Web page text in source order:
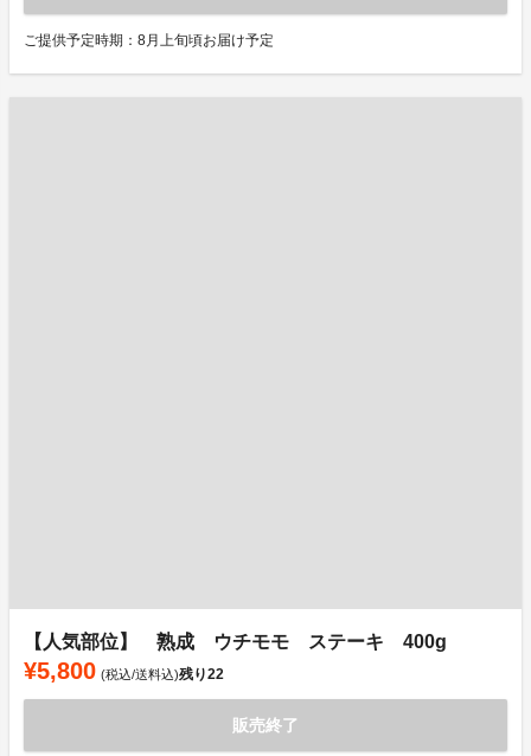
ご提供予定時期：8月上旬頃お届け予定
【人気部位】 熟成 ウチモモ ステーキ 400g
¥5,800 (税込/送料込)残り22
販売終了